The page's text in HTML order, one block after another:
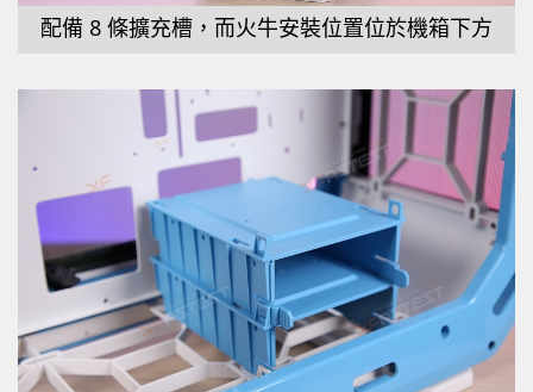
配備 8 條擴充槽，而火牛安裝位置位於機箱下方